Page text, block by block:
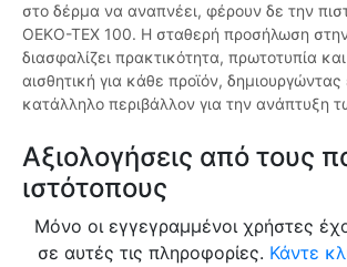
στο δέρμα να αναπνέει, φέρουν δε την
OEKO-TEX 100. Η σταθερή προσήλωση
διασφαλίζει πρακτικότητα, πρωτοτυπία
αισθητική για κάθε προϊόν, δημιουργώντας
κατάλληλο περιβάλλον για την ανάπτυξη
Αξιολογήσεις από τους
ιστότοπους
Μόνο οι εγγεγραμμένοι χρήστες
σε αυτές τις πληροφορίες. Κάντε